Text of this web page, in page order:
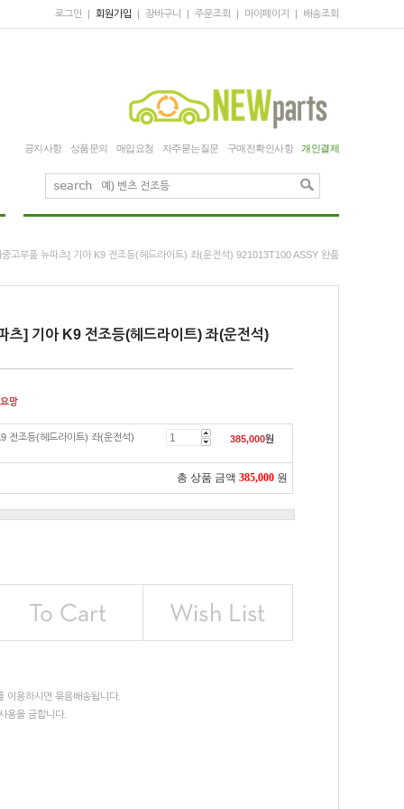
로그인 | 회원가입 | 장바구니 | 주문조회 | 마이페이지 | 배송조회
공지사항
상품문의 매입요청 자주묻는질문 구매전확인사항 개인결제
고부품 뉴파츠] 기아 K9 전조등(헤드라이트) 좌(운전석) 921013T100 ASSY 완품
츠] 기아 K9 전조등(헤드라이트) 좌(운전석)
망
전조등(헤드라이트) 좌(운전석)
385,000원
총 상품 금액 385,000 원
이용하시면 묶음배송됩니다.
용을 금합니다.